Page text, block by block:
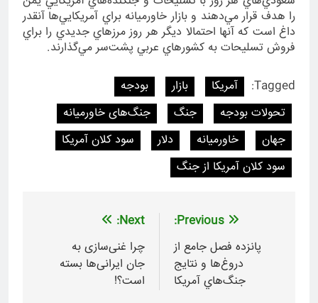
را هدف قرار مي‌دهند و بازار خاورميانه براي آمريكايي‌ها آنقدر
داغ است كه آنها احتمالا ديگر هر روز مرزهاي جديدي را براي
فروش تسليحات به كشورهاي عربي پشت‌سر مي‌گذارند.
Tagged: آمریکا بازار
بودجه
تحولات بودجه
جنگ
جنگ‌های خاورمیانه
جهان
خاورمیانه دلار
سود کلان آمریکا
سود کلان آمریکا از جنگ‌
راهبری
نوشته
Previous:
پانزده فصل جامع از
دروغ‌ها و نتايج
جنگ‌هاي آمريكا
Next:
چرا غنی‌سازی به
جان ایرانی‌ها بسته
است؟!